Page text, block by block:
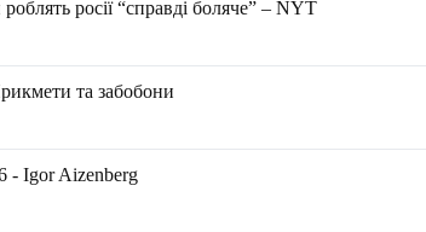
росії “справді боляче” – NYT
та забобони
Igor Aizenberg